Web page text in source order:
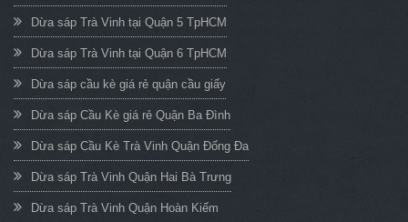
Dừa sáp Trà Vinh tại Quận 5 TpHCM
Dừa sáp Trà Vinh tại Quận 6 TpHCM
Dừa sáp cầu kè giá rẻ quận cầu giấy
Dừa sáp Cầu Kè giá rẻ Quận Ba Đình
Dừa sáp Cầu Kè Trà Vinh Quận Đống Đa
Dừa sáp Trà Vinh Quận Hai Bà Trưng
Dừa sáp Trà Vinh Quận Hoàn Kiếm